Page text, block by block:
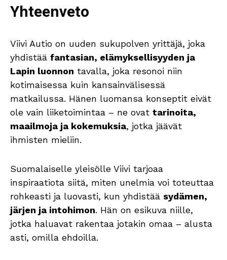
Yhteenveto
Viivi Autio on uuden sukupolven yrittäjä, joka
yhdistää fantasian, elämyksellisyyden ja
Lapin luonnon tavalla, joka resonoi niin
kotimaisessa kuin kansainvälisessä
matkailussa. Hänen luomansa konseptit eivät
ole vain liiketoimintaa – ne ovat tarinoita,
maailmoja ja kokemuksia, jotka jäävät
ihmisten mieliin.
Suomalaiselle yleisölle Viivi tarjoaa
inspiraatiota siitä, miten unelmia voi toteuttaa
rohkeasti ja luovasti, kun yhdistää sydämen,
järjen ja intohimon. Hän on esikuva niille,
jotka haluavat rakentaa jotakin omaa – alusta
asti, omilla ehdoilla.